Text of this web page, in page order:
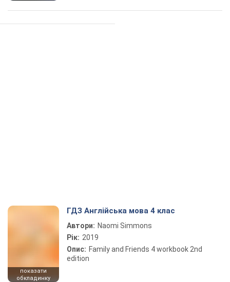
показати
обкладинку
ГДЗ Англійська мова 4 клас
Автори: Naomi Simmons
Рік: 2019
Опис: Family and Friends 4 workbook 2nd
edition